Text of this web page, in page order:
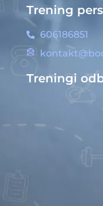
Trening
606186851
Treningi